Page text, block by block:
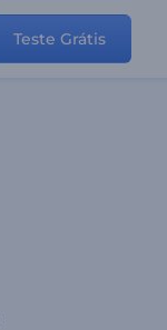
Teste Grátis